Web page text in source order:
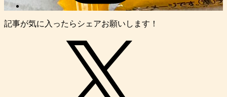
記事が気に入ったらシェアお願いします！